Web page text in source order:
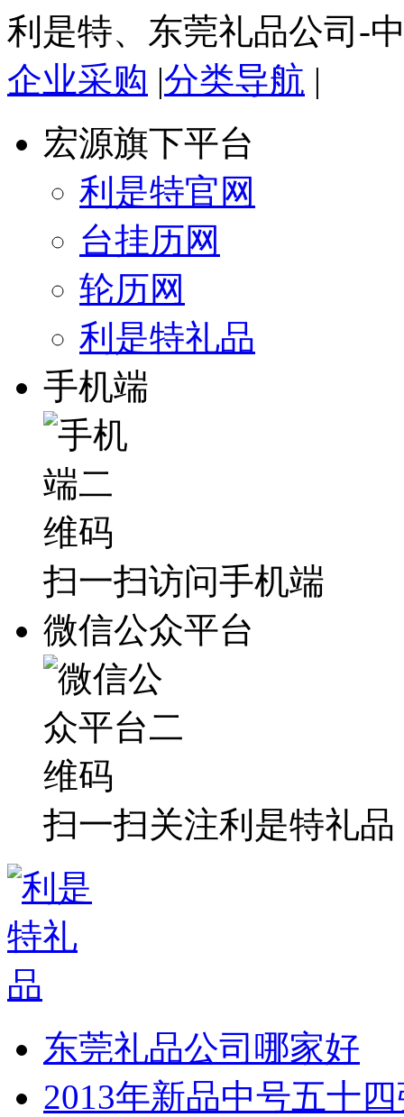
利是特、东莞礼品公司-
企业采购 |分类导航 |
宏源旗下平台
利是特官网
台挂历网
轮历网
利是特礼品
手机端
扫一扫访问手机端
微信公众平台
扫一扫关注利是特礼品
东莞礼品公司哪家好
2013年新品中号五十